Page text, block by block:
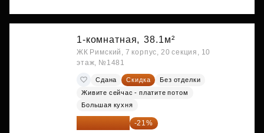
1-комнатная, 38.1м²
ЖК Римский, 7 корпус, 20 секция, 10
этаж, №1481
Сдана Скидка
Без отделки
Живите сейчас - платите потом
Большая кухня
-21%